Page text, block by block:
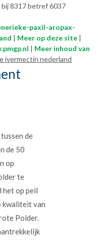
8317 betref 6037
paxil-aropax-
| Meer op deze site |
| Meer inhoud van
ivermectin nederland
de
de 50
op
te
het op peil
kwaliteit van
Polder.